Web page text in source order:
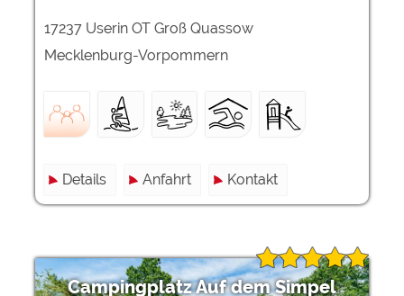
17237 Userin OT Groß Quassow
Mecklenburg-Vorpommern
Details Anfahrt Kontakt
Campingplatz Auf dem Simpel